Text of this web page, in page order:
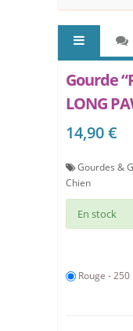
Gourde
LONG
14,90 €
Gourdes &
Chien
En stock
Rouge -